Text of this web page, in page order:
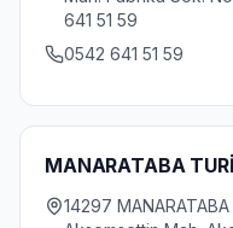
641 51 59
0542 641 51 59
MANARATABA
14297